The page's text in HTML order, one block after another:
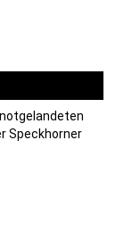
Speckhorner